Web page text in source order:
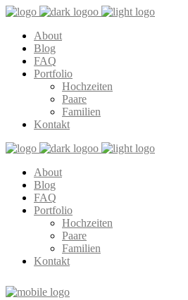
About
Blog
FAQ
Portfolio
Hochzeiten
Paare
Familien
Kontakt
About
Blog
FAQ
Portfolio
Hochzeiten
Paare
Familien
Kontakt